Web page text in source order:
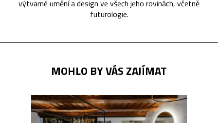
výtvarné umění a design ve všech jeho rovinách, včetně
futurologie.
MOHLO BY VÁS ZAJÍMAT